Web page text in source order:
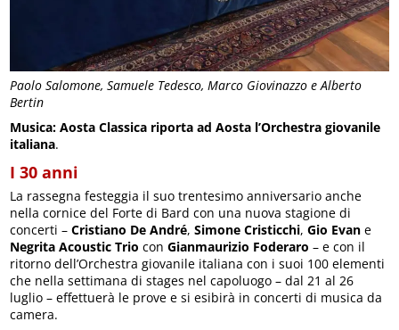
Paolo Salomone, Samuele Tedesco, Marco Giovinazzo e Alberto
Bertin
Musica: Aosta Classica riporta ad Aosta l’Orchestra giovanile
italiana.
I 30 anni
La rassegna festeggia il suo trentesimo anniversario anche
nella cornice del Forte di Bard con una nuova stagione di
concerti –Cristiano De André,Simone Cristicchi,Gio Evan e
Negrita Acoustic Trio conGianmaurizio Foderaro – e con il
ritorno dell’Orchestra giovanile italiana con i suoi 100 elementi
che nella settimana di stages nel capoluogo – dal 21 al 26
luglio – effettuerà le prove e si esibirà in concerti di musica da
camera.